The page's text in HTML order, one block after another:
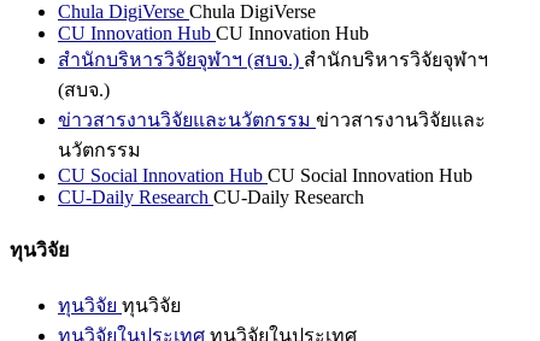
Chula DigiVerse Chula DigiVerse
CU Innovation Hub CU Innovation Hub
สำนักบริหารวิจัยจุฬาฯ (สบจ.) สำนักบริหารวิจัยจุฬาฯ
(สบจ.)
ข่าวสารงานวิจัยและนวัตกรรม ข่าวสารงานวิจัยและ
นวัตกรรม
CU Social Innovation Hub CU Social Innovation Hub
CU-Daily Research CU-Daily Research
ทุนวิจัย
ทุนวิจัย ทุนวิจัย
ทุนวิจัยในประเทศ ทุนวิจัยในประเทศ